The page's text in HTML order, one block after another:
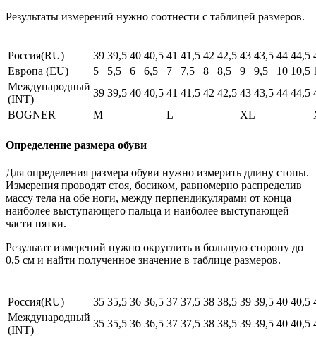
Результаты измерений нужно соотнести с таблицей размеров.
Россия(RU) 39 39,5 40 40,5 41 41,5 42 42,5 43 43,5 44 44,5
Европа (EU)
5 5,5 6 6,5 7 7,5 8 8,5 9 9,5 10 10,5
Международный
(INT)
39 39,5 40 40,5 41 41,5 42 42,5 43 43,5 44 44,5
BOGNER
M L XL
Определение размера обуви
Для определения размера обуви нужно измерить длину стопы.
Измерения проводят стоя, босиком, равномерно распределив
массу тела на обе ноги, между перпендикулярами от конца
наиболее выступающего пальца и наиболее выступающей
части пятки.
Результат измерений нужно округлить в большую сторону до
0,5 см и найти полученное значение в таблице размеров.
Россия(RU) 35 35,5 36 36,5 37 37,5 38 38,5 39 39,5 40 40,5
Международный
(INT)
35 35,5 36 36,5 37 37,5 38 38,5 39 39,5 40 40,5